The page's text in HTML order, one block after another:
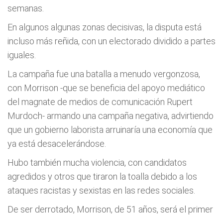
semanas.
En algunos algunas zonas decisivas, la disputa está
incluso más reñida, con un electorado dividido a partes
iguales.
La campaña fue una batalla a menudo vergonzosa,
con Morrison -que se beneficia del apoyo mediático
del magnate de medios de comunicación Rupert
Murdoch- armando una campaña negativa, advirtiendo
que un gobierno laborista arruinaría una economía que
ya está desacelerándose.
Hubo también mucha violencia, con candidatos
agredidos y otros que tiraron la toalla debido a los
ataques racistas y sexistas en las redes sociales.
De ser derrotado, Morrison, de 51 años, será el primer